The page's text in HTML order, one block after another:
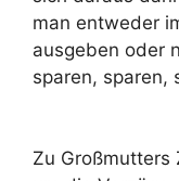
man entweder
ausgeben oder
sparen, sparen,
Zu Großmutters